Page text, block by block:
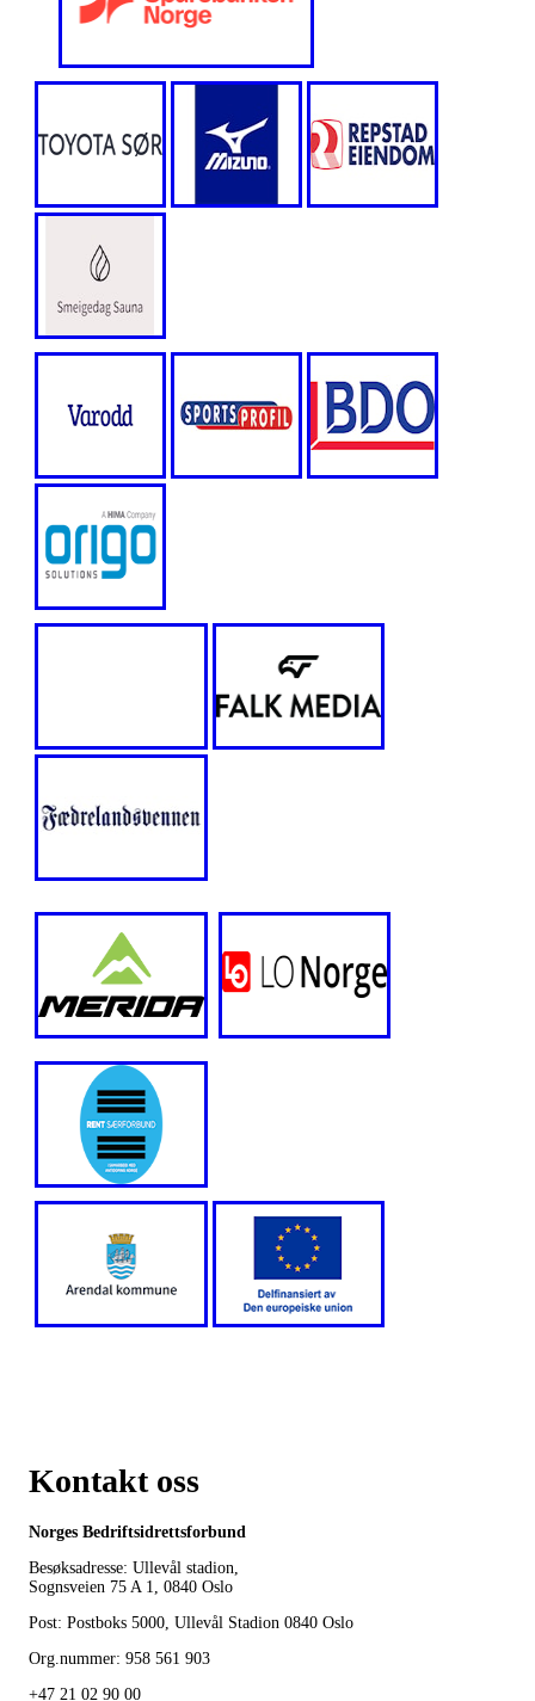
Kontakt oss
Norges Bedriftsidrettsforbund
Besøksadresse: Ullevål stadion,
Sognsveien 75 A 1, 0840 Oslo
Post: Postboks 5000, Ullevål Stadion 0840 Oslo
Org.nummer: 958 561 903
+47 21 02 90 00